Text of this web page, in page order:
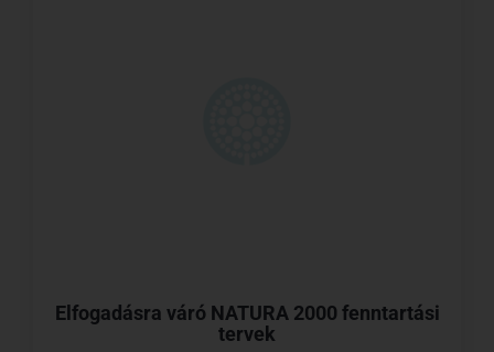
Elfogadásra váró NATURA 2000 fenntartási
tervek